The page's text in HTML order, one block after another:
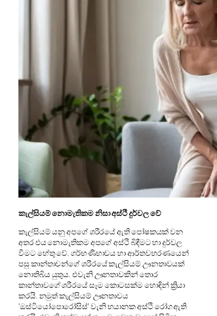
කැල්සියම් නොමැතිකම නිසා අස්ථි දුර්වල වේ
කැල්සියම් යනු අපගේ ශරීරයේ ඇති පෝෂකයක් වන
අතර එය නොමැතිකම අපගේ අස්ථි බිඳීමට හා දුර්වල
වීමට හේතු වේ. ගර්භණීභාවය හා ආර්තවහරණයෙන්
පසු කාන්තාවන්ගේ ශරීරයේ කැල්සියම් ඌනතාවයක්
නොතිබිය යුතුය. එවැනි ඌනතාවකින් තොර
කාන්තාවගේ ශරීරයේ සෑම කොටසක්ම හොඳින් ක්‍රියා
කරයි. නමුත් කැල්සියම් ඌනතාවය
‘ඔස්ටියෝපොරෝසිස්‘ වැනි භයානක අස්ථි රෝග ඇති